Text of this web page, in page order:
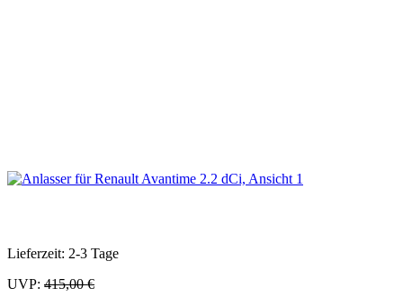
Lieferzeit: 2-3 Tage
UVP: 415,00 €